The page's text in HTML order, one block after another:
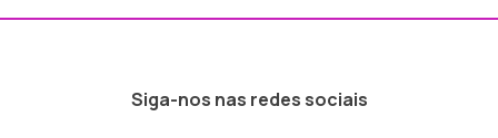
Siga-nos nas redes sociais